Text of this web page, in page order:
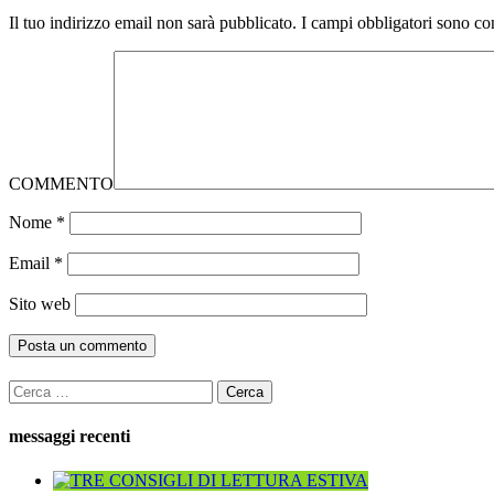
Il tuo indirizzo email non sarà pubblicato. I campi obbligatori sono
COMMENTO
Nome *
Email *
Sito web
Ricerca
per:
messaggi recenti